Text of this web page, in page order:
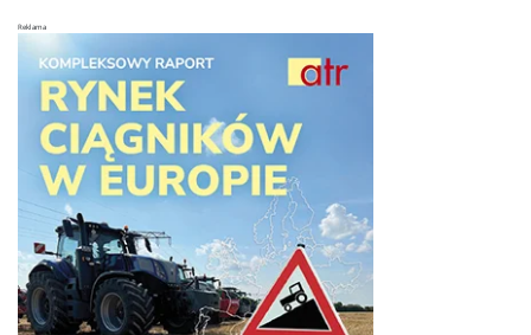
Reklama
FUNKCJONALNOŚĆ
NIESKLASYFIKOWANE
AKCEPTUJ WSZYSTKIE
POKAŻ SZCZEGÓŁY